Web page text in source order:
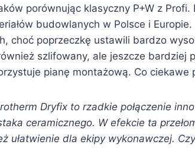
porównując klasyczny P+W z Profi.
budowlanych w Polsce i
choć poprzeczkę ustawili bardzo
szlifowany, ale jeszcze bardziej
pianę montażową. Co
Dryfix to rzadkie połączenie
ceramicznego. W efekcie ta
dla ekipy wykonawczej.